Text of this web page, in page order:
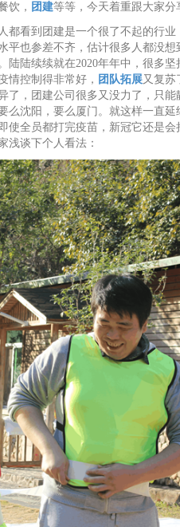
饮， 团建等等，今天着重跟大家分
都看到团建是一个很了不起的行
也参差不齐，估计很多人都没
陆续续就在2020年年中，很多
情控制得非常好， 团队拓展又复苏
，团建公司很多又没力了，只能
沈阳，要么厦门。就这样一直延
全员都打完疫苗，新冠它还是
浅谈下个人看法：